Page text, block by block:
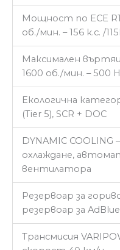
Мощност по ECE
об./мин. – 156 к.с. /
Максимален
1600 об./мин. – 500
Екологична
(Tier 5), SCR + DOC
DYNAMIC
охлаждане,
вентилатора
Резервоар за
резервоар за AdBlue
Трансмисия